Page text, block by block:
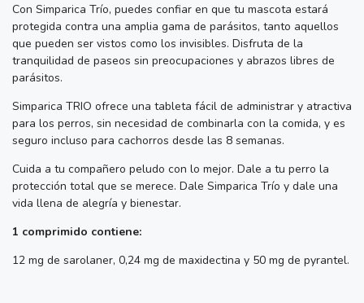
Con Simparica Trío, puedes confiar en que tu mascota estará
protegida contra una amplia gama de parásitos, tanto aquellos
que pueden ser vistos como los invisibles. Disfruta de la
tranquilidad de paseos sin preocupaciones y abrazos libres de
parásitos.
Simparica TRIO ofrece una tableta fácil de administrar y atractiva
para los perros, sin necesidad de combinarla con la comida, y es
seguro incluso para cachorros desde las 8 semanas.
Cuida a tu compañero peludo con lo mejor. Dale a tu perro la
protección total que se merece. Dale Simparica Trío y dale una
vida llena de alegría y bienestar.
1 comprimido contiene:
12 mg de sarolaner, 0,24 mg de maxidectina y 50 mg de pyrantel.